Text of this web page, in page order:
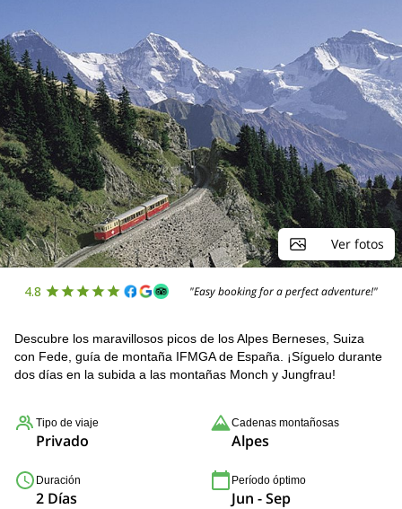
Ver fotos
4.8 "Easy booking for a perfect adventure!"
Descubre los maravillosos picos de los Alpes Berneses, Suiza
con Fede, guía de montaña IFMGA de España. ¡Síguelo durante
dos días en la subida a las montañas Monch y Jungfrau!
Tipo de viaje
Privado
Cadenas montañosas
Alpes
Duración
2 Días
Período óptimo
Jun - Sep